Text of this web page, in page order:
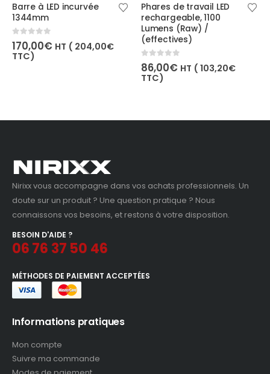
Barre à LED incurvée
1344mm
0out of 5
170,00€ HT ( 204,00€
TTC)
Phares de travail LED
rechargeable, 1100
Lumens (Raw) /
(effectives)
0out of 5
86,00€ HT (103,20€
TTC)
Nirixx vous accompagne dans vos achats professionnels. Un
doute sur un produit ? Une question pratique ? Nous
connaissons vos besoins, et restons à votre disposition.
BESOIN D'AIDE ?
06 76 37 50 46
MÉTHODES DE PAIEMENT ACCEPTÉES
Informations pratiques
Mon compte
Suivre ma commande